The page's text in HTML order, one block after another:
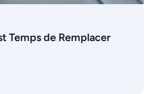
Temps de Remplacer